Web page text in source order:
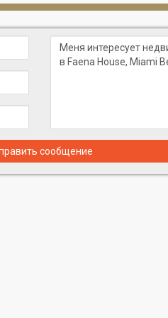
до 5
и душевой кабиной
машинами в большинстве
полы из массива светлого дуба
и зонированием для
сообщение